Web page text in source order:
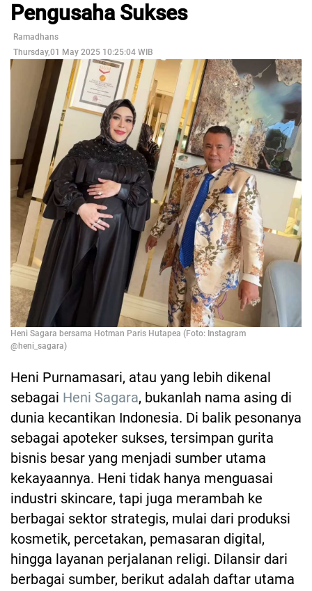
Pengusaha Sukses
Ramadhans
Thursday,01 May 2025 10:25:04 WIB
Heni Sagara bersama Hotman Paris Hutapea (Foto: Instagram
@heni_sagara)
Heni Purnamasari, atau yang lebih dikenal
sebagai Heni Sagara, bukanlah nama asing di
dunia kecantikan Indonesia. Di balik pesonanya
sebagai apoteker sukses, tersimpan gurita
bisnis besar yang menjadi sumber utama
kekayaannya. Heni tidak hanya menguasai
industri skincare, tapi juga merambah ke
berbagai sektor strategis, mulai dari produksi
kosmetik, percetakan, pemasaran digital,
hingga layanan perjalanan religi. Dilansir dari
berbagai sumber, berikut adalah daftar utama